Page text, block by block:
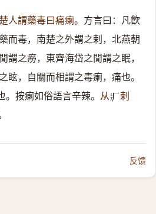
楚人謂藥毒曰痛瘌。 方言曰：凡飮
而毒，南楚之外謂之剌，北燕朝
謂之癆，東齊海岱之閒謂之眠，
眩，自關而相謂之毒瘌，痛也。
按瘌如俗語言辛辣。 从𤕫 剌
反馈